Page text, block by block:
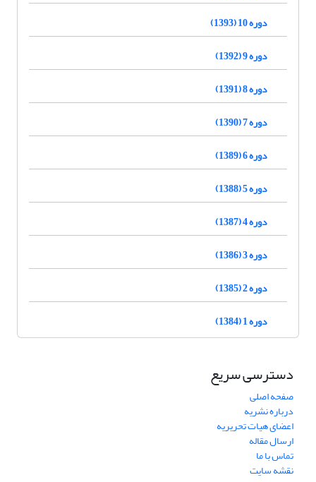
دوره 10 (1393)
دوره 9 (1392)
دوره 8 (1391)
دوره 7 (1390)
دوره 6 (1389)
دوره 5 (1388)
دوره 4 (1387)
دوره 3 (1386)
دوره 2 (1385)
دوره 1 (1384)
دسترسی سریع
صفحه اصلی
درباره نشریه
اعضای هیات تحریریه
ارسال مقاله
تماس با ما
نقشه سایت